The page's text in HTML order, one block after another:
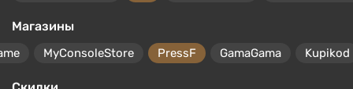
Магазины
MyConsoleStore PressF GamaGama Kupikod